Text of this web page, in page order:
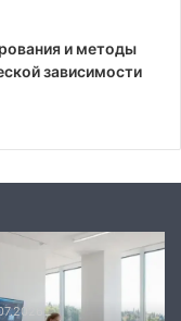
и методы
зависимости
Современные
стандарты
и
24.07.2026
стандарты